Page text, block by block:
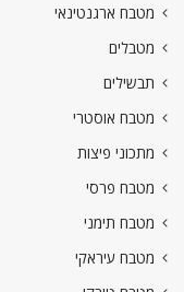
מטבח ארגנטינאי
מטבלים
תבשילים
מטבח אוסטרי
מתכוני פיצות
מטבח פרסי
מטבח תימני
מטבח עיראקי